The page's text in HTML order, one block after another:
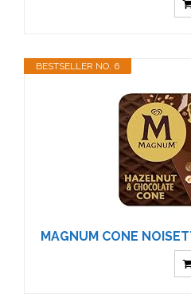
BESTSELLER NO. 6
MAGNUM CONE